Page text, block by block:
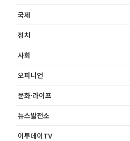
국제
정치
사회
오피니언
문화·라이프
뉴스발전소
이투데이TV